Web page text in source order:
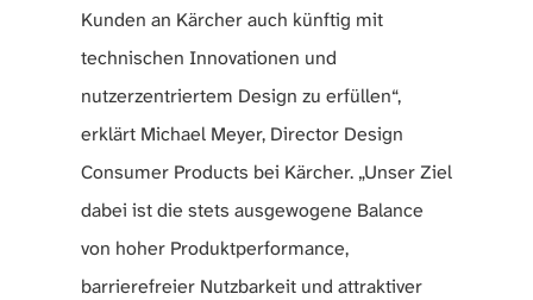
Kunden an Kärcher auch künftig mit
technischen Innovationen und
nutzerzentriertem Design zu erfüllen“,
erklärt Michael Meyer, Director Design
Consumer Products bei Kärcher. „Unser Ziel
dabei ist die stets ausgewogene Balance
von hoher Produktperformance,
barrierefreier Nutzbarkeit und attraktiver